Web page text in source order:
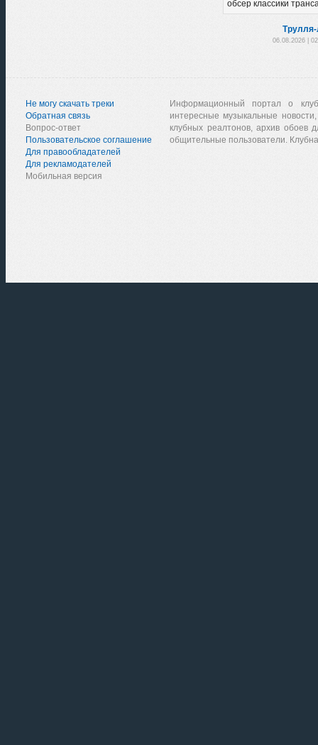
обсер классики
06.08.2026 |
Не могу скачать треки
Обратная связь
Вопрос-ответ
Пользовательское соглашение
Для правообладателей
Для рекламодателей
Мобильная версия
Информационный портал о
интересные музыкальные
клубных реалтонов, архив обоев
общительные пользователи.